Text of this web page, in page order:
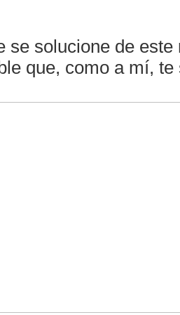
se solucione de
que, como a mí,